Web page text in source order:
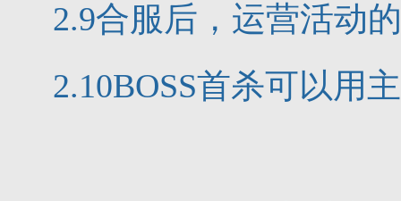
2.9合服后，运营活动
2.10BOSS首杀可以用